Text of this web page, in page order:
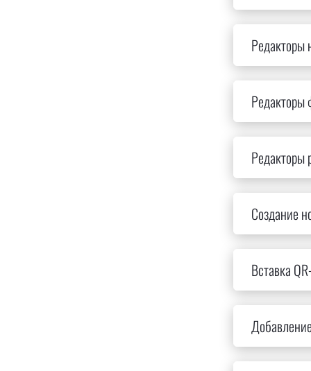
Редакторы
Редакторы
Редакторы
Создание
Вставка